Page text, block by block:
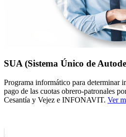
SUA (Sistema Único de
Programa informático para determinar
pago de las cuotas obrero-patronales
Cesantía y Vejez e INFONAVIT. Ver